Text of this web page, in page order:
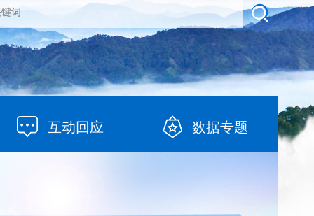
互动回应 数据专题